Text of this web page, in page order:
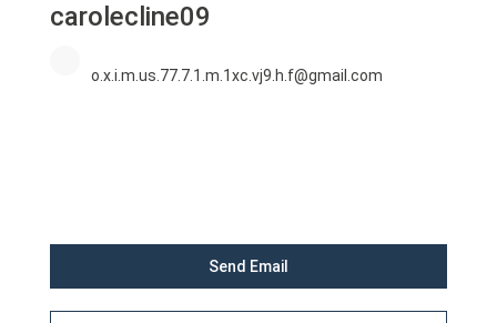
carolecline09
o.x.i.m.us.77.7.1.m.1xc.vj9.h.f@gmail.com
Send Email